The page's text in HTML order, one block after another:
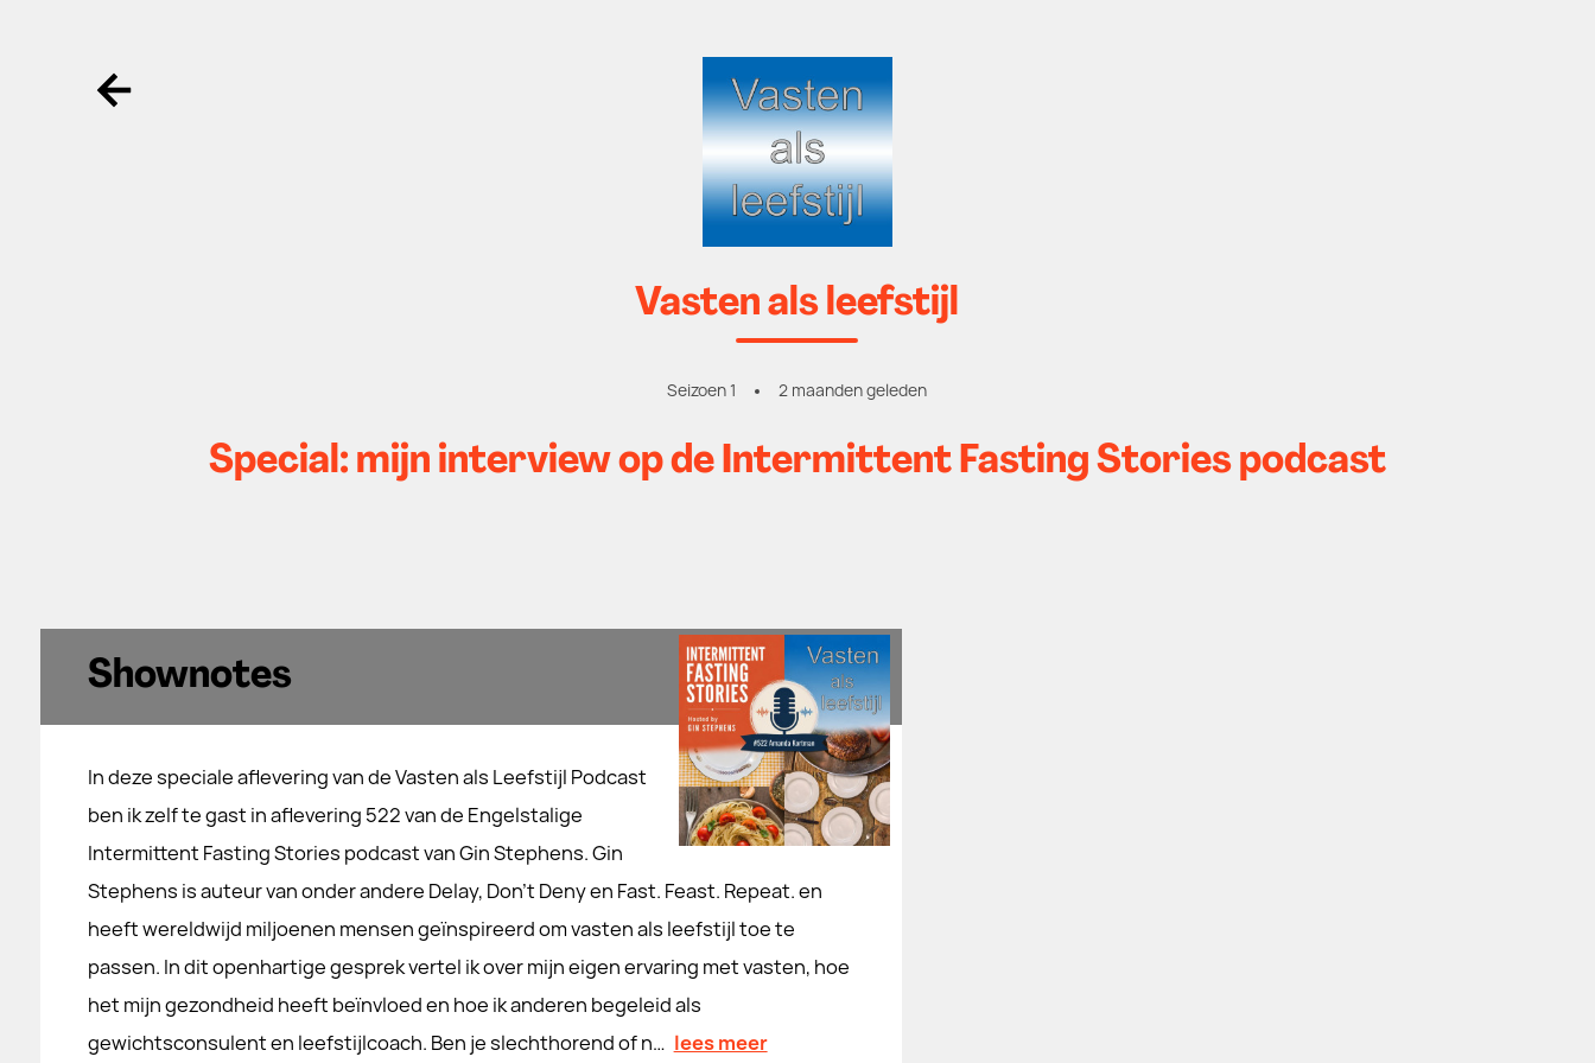
Ga terug
Vasten als leefstijl
Seizoen 1 2 maanden geleden
Special: mijn interview op de Intermittent Fasting Stories podcast
Shownotes
In deze speciale aflevering van de Vasten als Leefstijl Podcast
ben ik zelf te gast in aflevering 522 van de Engelstalige
Intermittent Fasting Stories podcast van Gin Stephens. Gin
Stephens is auteur van onder andere Delay, Don't Deny en Fast. Feast. Repeat. en
heeft wereldwijd miljoenen mensen geïnspireerd om vasten als leefstijl toe te
passen. In dit openhartige gesprek vertel ik over mijn eigen ervaring met vasten, hoe
het mijn gezondheid heeft beïnvloed en hoe ik anderen begeleid als
gewichtsconsulent en leefstijlcoach. Ben je slechthorend of n… lees meer